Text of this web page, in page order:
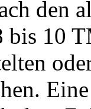
den
bis 10